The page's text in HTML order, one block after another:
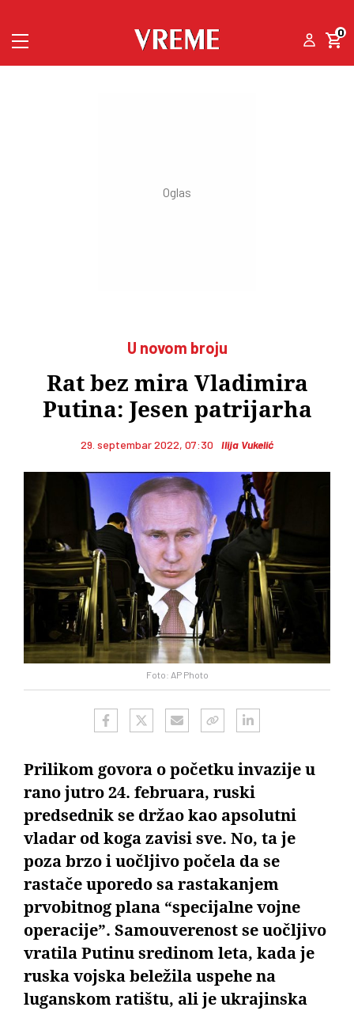
0
U novom broju
Rat bez mira Vladimira
Putina: Jesen patrijarha
29. septembar 2022, 07:30 Ilija Vukelić
Foto: AP Photo
Prilikom govora o početku invazije u
rano jutro 24. februara, ruski
predsednik se držao kao apsolutni
vladar od koga zavisi sve. No, ta je
poza brzo i uočljivo počela da se
rastače uporedo sa rastakanjem
prvobitnog plana “specijalne vojne
operacije”. Samouverenost se uočljivo
vratila Putinu sredinom leta, kada je
ruska vojska beležila uspehe na
luganskom ratištu, ali je ukrajinska